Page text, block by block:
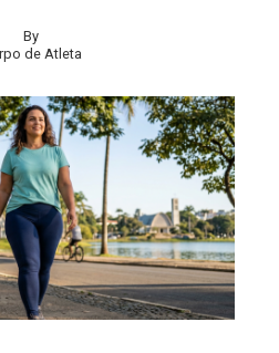
By
de Atleta